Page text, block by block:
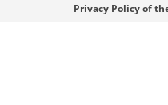
Privacy Policy of